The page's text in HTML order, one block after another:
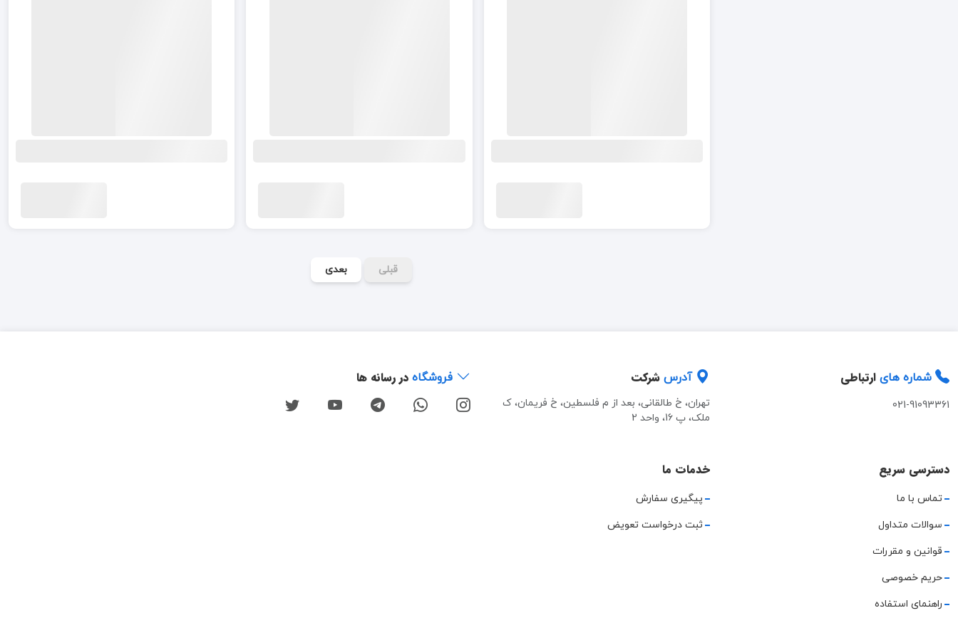
قبلی بعدی
شماره های ارتباطی
021-91093361
آدرس شرکت
تهران، خ طالقانی، بعد از م فلسطین، خ فریمان، ک
ملک، پ 16، واحد 2
فروشگاه در رسانه ها
دسترسی سریع
تماس با ما
سوالات متداول
قوانین و مقررات
حریم خصوصی
راهنمای استفاده
خدمات ما
پیگیری سفارش
ثبت درخواست تعویض